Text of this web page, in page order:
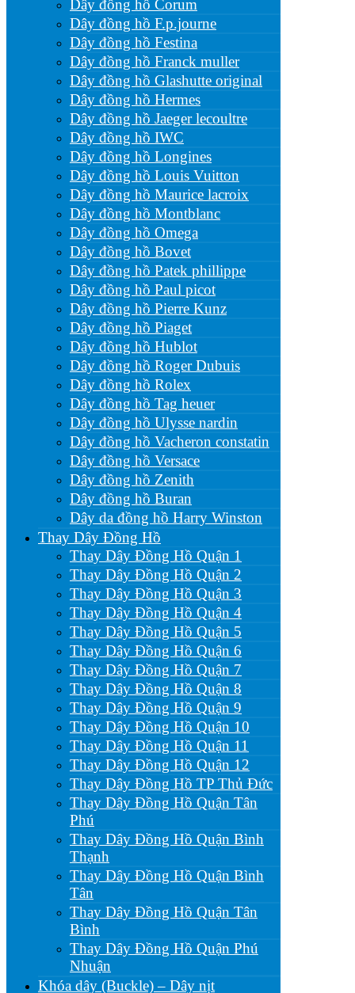
Dây đồng hồ Corum
Dây đồng hồ F.p.journe
Dây đồng hồ Festina
Dây đồng hồ Franck muller
Dây đồng hồ Glashutte original
Dây đồng hồ Hermes
Dây đồng hồ Jaeger lecoultre
Dây đồng hồ IWC
Dây đồng hồ Longines
Dây đồng hồ Louis Vuitton
Dây đồng hồ Maurice lacroix
Dây đồng hồ Montblanc
Dây đồng hồ Omega
Dây đồng hồ Bovet
Dây đồng hồ Patek phillippe
Dây đồng hồ Paul picot
Dây đồng hồ Pierre Kunz
Dây đồng hồ Piaget
Dây đồng hồ Hublot
Dây đồng hồ Roger Dubuis
Dây đồng hồ Rolex
Dây đồng hồ Tag heuer
Dây đồng hồ Ulysse nardin
Dây đồng hồ Vacheron constatin
Dây đồng hồ Versace
Dây đồng hồ Zenith
Dây đồng hồ Buran
Dây da đồng hồ Harry Winston
Thay Dây Đồng Hồ
Thay Dây Đồng Hồ Quận 1
Thay Dây Đồng Hồ Quận 2
Thay Dây Đồng Hồ Quận 3
Thay Dây Đồng Hồ Quận 4
Thay Dây Đồng Hồ Quận 5
Thay Dây Đồng Hồ Quận 6
Thay Dây Đồng Hồ Quận 7
Thay Dây Đồng Hồ Quận 8
Thay Dây Đồng Hồ Quận 9
Thay Dây Đồng Hồ Quận 10
Thay Dây Đồng Hồ Quận 11
Thay Dây Đồng Hồ Quận 12
Thay Dây Đồng Hồ TP Thủ Đức
Thay Dây Đồng Hồ Quận Tân
Phú
Thay Dây Đồng Hồ Quận Bình
Thạnh
Thay Dây Đồng Hồ Quận Bình
Tân
Thay Dây Đồng Hồ Quận Tân
Bình
Thay Dây Đồng Hồ Quận Phú
Nhuận
Khóa dây (Buckle) – Dây nịt